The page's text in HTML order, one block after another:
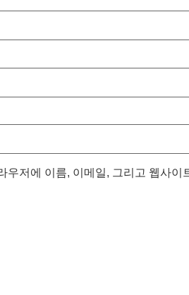
우저에 이름, 이메일, 그리고 웹사이